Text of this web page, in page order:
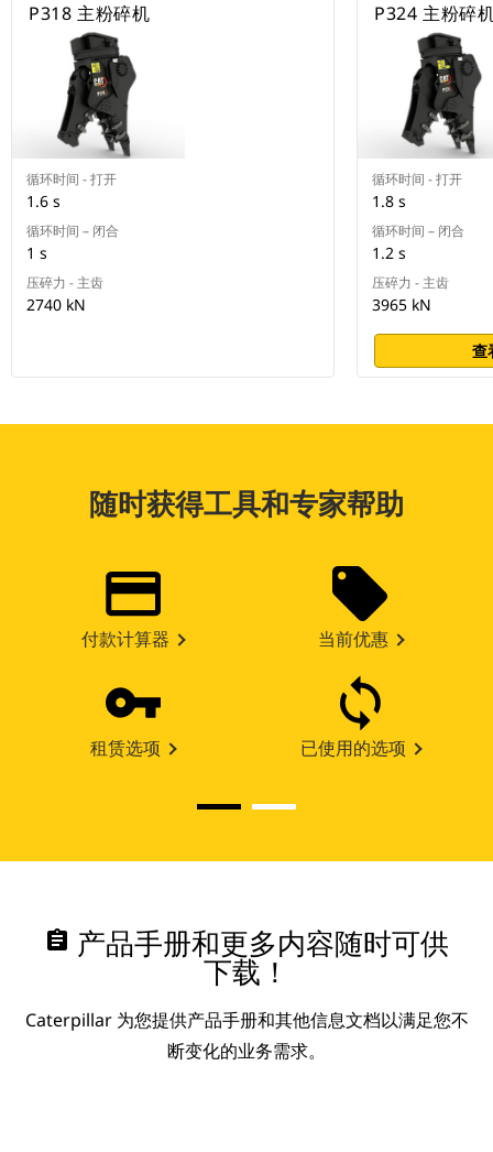
P318 主粉碎机
循环时间 - 打开
1.6 s
循环时间 – 闭合
1 s
压碎力 - 主齿
2740 kN
P324 主粉碎
循环时间 - 打开
1.8 s
循环时间 – 闭合
1.2 s
压碎力 - 主齿
3965 kN
查
随时获得工具和专家帮助
付款计算器 当前优惠
租赁选项 已使用的选项
assignment 产品手册和更多内容随时可供
下载！
Caterpillar 为您提供产品手册和其他信息文档以满足您不
断变化的业务需求。